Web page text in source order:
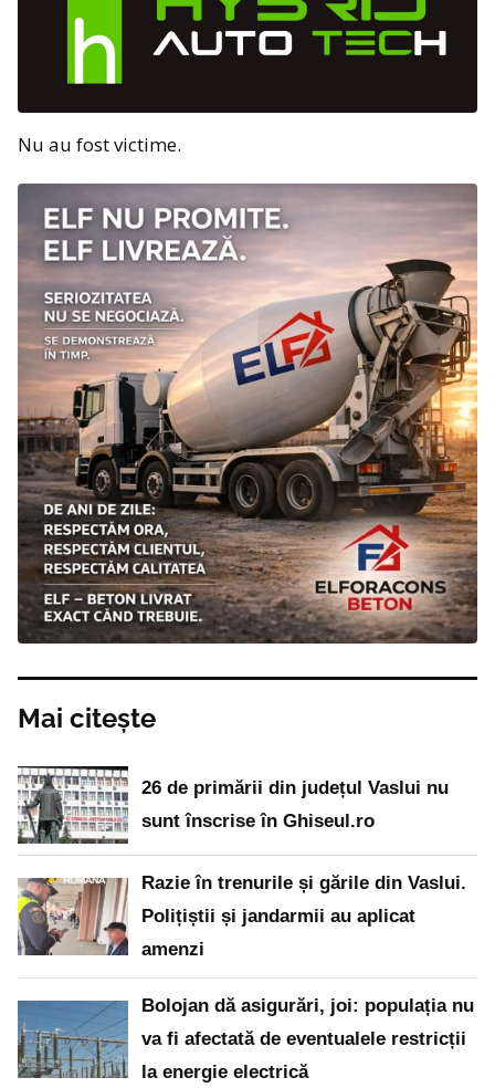
Nu au fost victime.
Mai citește
26 de primării din județul Vaslui nu
sunt înscrise în Ghiseul.ro
Razie în trenurile și gările din Vaslui.
Polițiștii și jandarmii au aplicat
amenzi
Bolojan dă asigurări, joi: populația nu
va fi afectată de eventualele restricții
la energie electrică